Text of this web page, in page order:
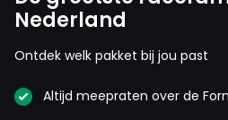
Nederland
Ontdek welk pakket bij jou past
Altijd meepraten over de